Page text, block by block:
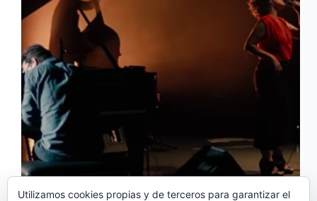
Utilizamos cookies propias y de terceros para garantizar el